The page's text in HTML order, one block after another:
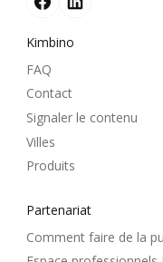
Kimbino
FAQ
Contact
Signaler le contenu
Villes
Produits
Partenariat
Comment faire de la